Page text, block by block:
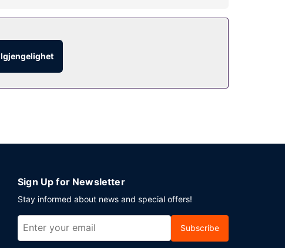
Sign Up for Newsletter
Stay informed about news and special offers!
Subscribe